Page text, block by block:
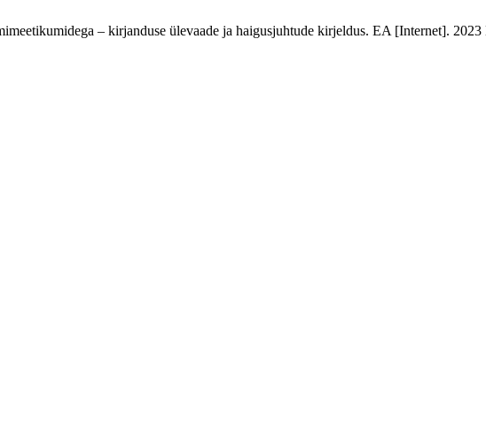
– kirjanduse ülevaade ja haigusjuhtude kirjeldus. EA [Internet].